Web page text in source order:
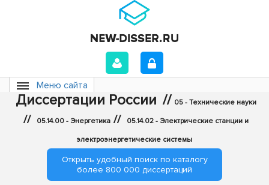
Меню сайта
Диссертации России // 05 - Технические науки
// 05.14.00 - Энергетика // 05.14.02 - Электрические станции и
электроэнергетические системы
Открыть удобный поиск по каталогу
более 800 000 диссертаций